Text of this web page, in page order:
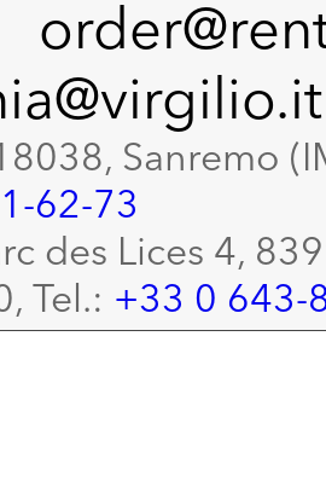
Sanremo
62-73
des Lices 4,
Tel.: +33 0 643-